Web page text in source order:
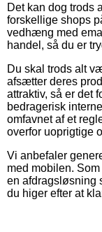
Det kan dog trods
forskellige shops
vedhæng med
handel, så du er
Du skal trods alt
afsætter deres
attraktiv, så er det
bedragerisk
omfavnet af et
overfor uoprigtige
Vi anbefaler
med mobilen.
en afdragsløsning
du higer efter at